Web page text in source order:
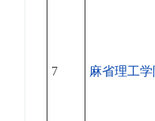
7 麻省理工学